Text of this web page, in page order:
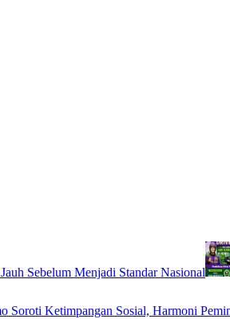
Sebelum Menjadi Standar Nasional
Soroti Ketimpangan Sosial, Harmoni